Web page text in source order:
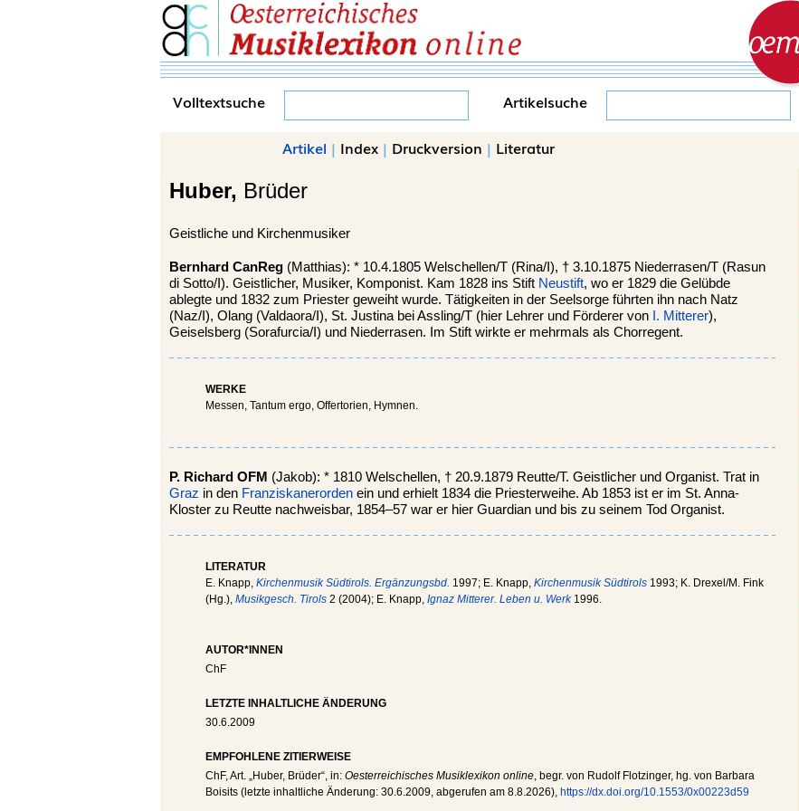
Volltextsuche Artikelsuche
Artikel | Index | Druckversion | Literatur
Huber, Brüder
Geistliche und Kirchenmusiker
Bernhard CanReg (Matthias): * 10.4.1805 Welschellen/T (Rina/I), † 3.10.1875 Niederrasen/T (Rasun
di Sotto/I). Geistlicher, Musiker, Komponist. Kam 1828 ins Stift Neustift, wo er 1829 die Gelübde
ablegte und 1832 zum Priester geweiht wurde. Tätigkeiten in der Seelsorge führten ihn nach Natz
(Naz/I), Olang (Valdaora/I), St. Justina bei Assling/T (hier Lehrer und Förderer von I. Mitterer),
Geiselsberg (Sorafurcia/I) und Niederrasen. Im Stift wirkte er mehrmals als Chorregent.
WERKE
Messen, Tantum ergo, Offertorien, Hymnen.
P. Richard OFM (Jakob): * 1810 Welschellen, † 20.9.1879 Reutte/T. Geistlicher und Organist. Trat in
Graz in den Franziskanerorden ein und erhielt 1834 die Priesterweihe. Ab 1853 ist er im St. Anna-
Kloster zu Reutte nachweisbar, 1854–57 war er hier Guardian und bis zu seinem Tod Organist.
LITERATUR
E. Knapp, Kirchenmusik Südtirols. Ergänzungsbd. 1997; E. Knapp, Kirchenmusik Südtirols 1993; K. Drexel/M. Fink
(Hg.), Musikgesch. Tirols 2 (2004); E. Knapp, Ignaz Mitterer. Leben u. Werk1996.
AUTOR*INNEN
ChF
LETZTE INHALTLICHE ÄNDERUNG
30.6.2009
EMPFOHLENE ZITIERWEISE
ChF, Art. „Huber, Brüder“, in: Oesterreichisches Musiklexikon online, begr. von Rudolf Flotzinger, hg. von Barbara
Boisits (letzte inhaltliche Änderung: 30.6.2009, abgerufen am 8.8.2026), https://dx.doi.org/10.1553/0x00223d59